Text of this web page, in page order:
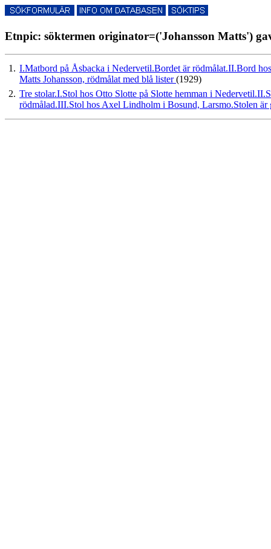
Etnpic: söktermen originator=('Johansson Matts')
1. I.Matbord på Åsbacka i Nedervetil.Bordet är rödmålat.II.Bord
Matts Johansson, rödmålat med blå lister(1929)
2. Tre stolar.I.Stol hos Otto Slotte på Slotte hemman i
rödmålad.III.Stol hos Axel Lindholm i Bosund, Larsmo.Stolen